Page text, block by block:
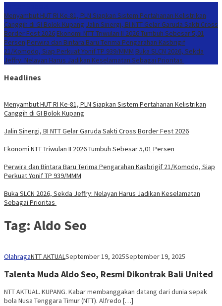
Menyambut HUT RI Ke-81, PLN Siapkan Sistem Pertahanan Kelistrikan
Canggih di GI Bolok Kupang Jalin Sinergi, BI NTT Gelar Garuda Sakti Cross
Border Fest 2026 Ekonomi NTT Triwulan II 2026 Tumbuh Sebesar 5,01
Persen Perwira dan Bintara Baru Terima Pengarahan Kasbrigif
21/Komodo, Siap Perkuat Yonif TP 939/MMM Buka SLCN 2026, Sekda
Jeffry: Nelayan Harus Jadikan Keselamatan Sebagai Prioritas
Headlines
Menyambut HUT RI Ke-81, PLN Siapkan Sistem Pertahanan Kelistrikan
Canggih di GI Bolok Kupang
Jalin Sinergi, BI NTT Gelar Garuda Sakti Cross Border Fest 2026
Ekonomi NTT Triwulan II 2026 Tumbuh Sebesar 5,01 Persen
Perwira dan Bintara Baru Terima Pengarahan Kasbrigif 21/Komodo, Siap
Perkuat Yonif TP 939/MMM
Buka SLCN 2026, Sekda Jeffry: Nelayan Harus Jadikan Keselamatan
Sebagai Prioritas
Tag: Aldo Seo
OlahragaNTT AKTUALSeptember 19, 2025September 19, 2025
Talenta Muda Aldo Seo, Resmi Dikontrak Bali United
NTT AKTUAL. KUPANG. Kabar membanggakan datang dari dunia sepak
bola Nusa Tenggara Timur (NTT). Alfredo […]